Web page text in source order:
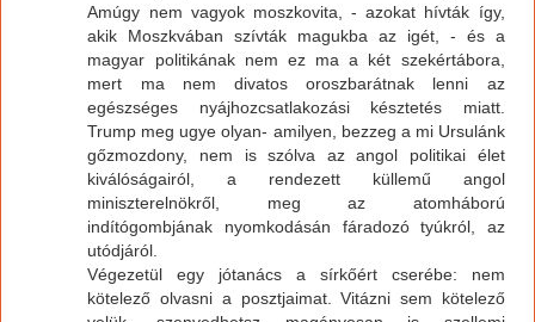
Amúgy nem vagyok moszkovita, - azokat hívták így,
akik Moszkvában szívták magukba az igét, - és a
magyar politikának nem ez ma a két szekértábora,
mert ma nem divatos oroszbarátnak lenni az
egészséges nyájhozcsatlakozási késztetés miatt.
Trump meg ugye olyan- amilyen, bezzeg a mi Ursulánk
gőzmozdony, nem is szólva az angol politikai élet
kiválóságairól, a rendezett küllemű angol
miniszterelnökről, meg az atomháború
indítógombjának nyomkodásán fáradozó tyúkról, az
utódjáról.
Végezetül egy jótanács a sírkőért cserébe: nem
kötelező olvasni a posztjaimat. Vitázni sem kötelező